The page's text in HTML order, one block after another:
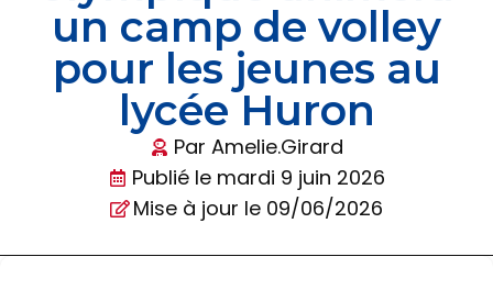
un camp de volley
pour les jeunes au
lycée Huron
Par Amelie.Girard
Publié le mardi 9 juin 2026
Mise à jour le 09/06/2026